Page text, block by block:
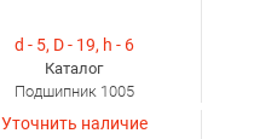
d - 5, D - 19, h - 6
Каталог
Подшипник 1005
Уточнить наличие